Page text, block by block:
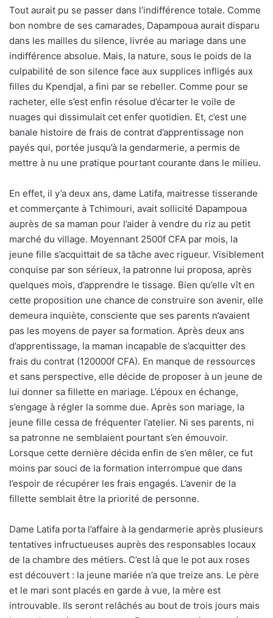
Tout aurait pu se passer dans l’indifférence totale. Comme
bon nombre de ses camarades, Dapampoua aurait disparu
dans les mailles du silence, livrée au mariage dans une
indifférence absolue. Mais, la nature, sous le poids de la
culpabilité de son silence face aux supplices infligés aux
filles du Kpendjal, a fini par se rebeller. Comme pour se
racheter, elle s’est enfin résolue d’écarter le voile de
nuages qui dissimulait cet enfer quotidien. Et, c’est une
banale histoire de frais de contrat d’apprentissage non
payés qui, portée jusqu’à la gendarmerie, a permis de
mettre à nu une pratique pourtant courante dans le milieu.
En effet, il y’a deux ans, dame Latifa, maitresse tisserande
et commerçante à Tchimouri, avait sollicité Dapampoua
auprès de sa maman pour l’aider à vendre du riz au petit
marché du village. Moyennant 2500f CFA par mois, la
jeune fille s’acquittait de sa tâche avec rigueur. Visiblement
conquise par son sérieux, la patronne lui proposa, après
quelques mois, d’apprendre le tissage. Bien qu’elle vît en
cette proposition une chance de construire son avenir, elle
demeura inquiète, consciente que ses parents n’avaient
pas les moyens de payer sa formation. Après deux ans
d’apprentissage, la maman incapable de s’acquitter des
frais du contrat (120000f CFA). En manque de ressources
et sans perspective, elle décide de proposer à un jeune de
lui donner sa fillette en mariage. L’époux en échange,
s’engage à régler la somme due. Après son mariage, la
jeune fille cessa de fréquenter l’atelier. Ni ses parents, ni
sa patronne ne semblaient pourtant s’en émouvoir.
Lorsque cette dernière décida enfin de s’en mêler, ce fut
moins par souci de la formation interrompue que dans
l’espoir de récupérer les frais engagés. L’avenir de la
fillette semblait être la priorité de personne.
Dame Latifa porta l’affaire à la gendarmerie après plusieurs
tentatives infructueuses auprès des responsables locaux
de la chambre des métiers. C’est là que le pot aux roses
est découvert : la jeune mariée n’a que treize ans. Le père
et le mari sont placés en garde à vue, la mère est
introuvable. Ils seront relâchés au bout de trois jours mais